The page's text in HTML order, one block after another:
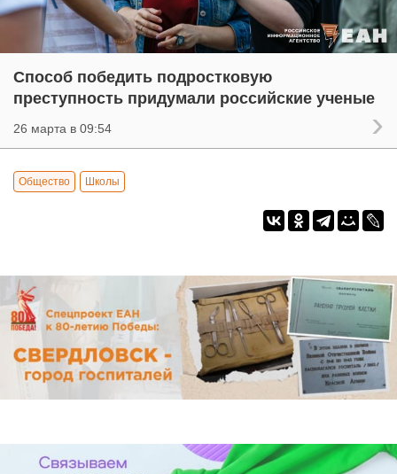
Способ победить подростковую
преступность придумали российские ученые
26 марта в 09:54
Общество Школы